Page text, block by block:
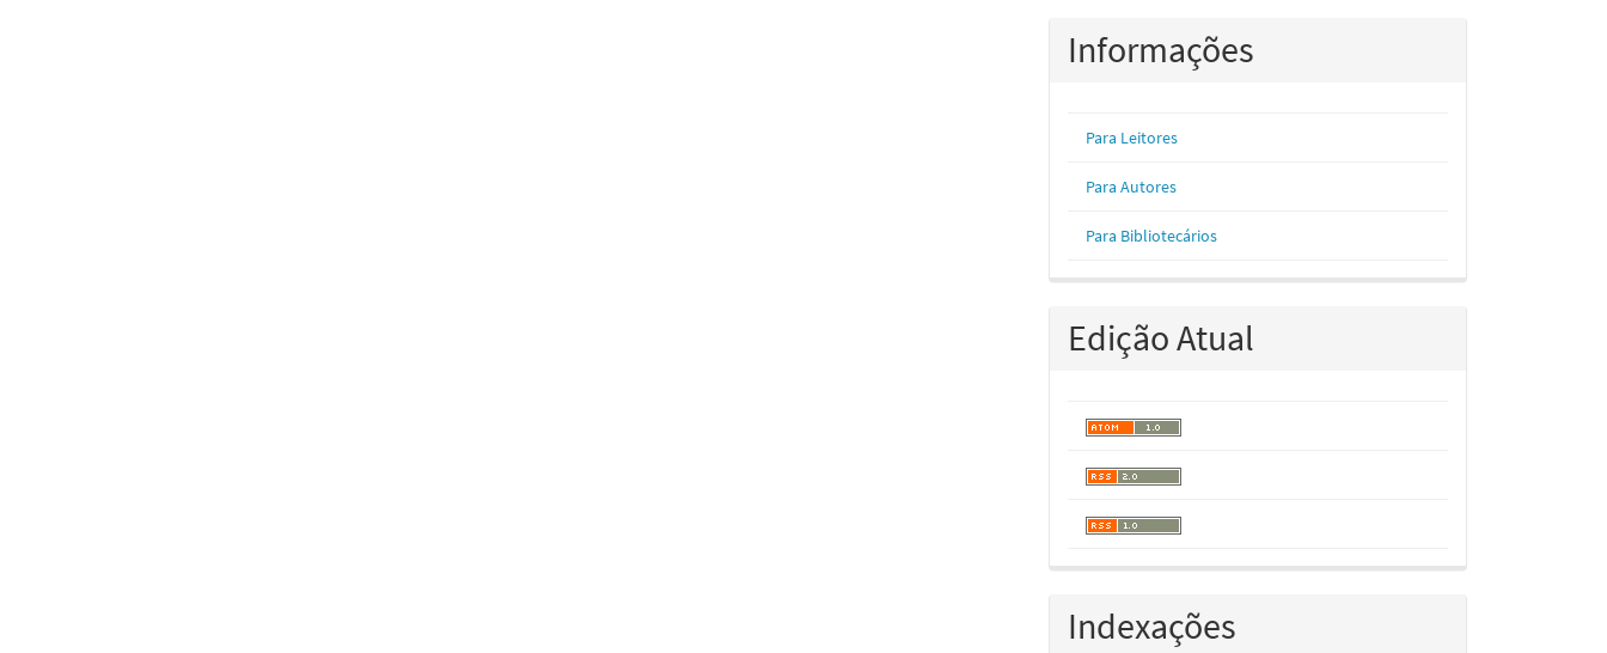
Informações
Para Leitores
Para Autores
Para Bibliotecários
Edição Atual
Indexações